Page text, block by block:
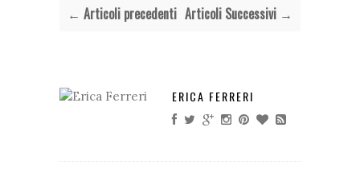
← Articoli precedenti Articoli Successivi →
ERICA FERRERI